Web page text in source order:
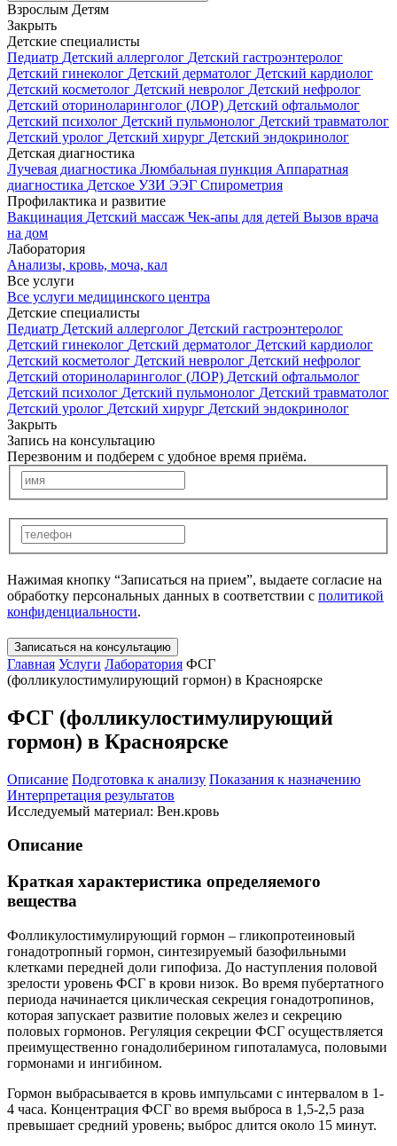
Взрослым Детям
Закрыть
Детские специалисты
Педиатр Детский аллерголог Детский гастроэнтеролог
Детский гинеколог Детский дерматолог Детский кардиолог
Детский косметолог Детский невролог Детский нефролог
Детский оториноларинголог (ЛОР) Детский офтальмолог
Детский психолог Детский пульмонолог Детский травматолог
Детский уролог Детский хирург Детский эндокринолог
Детская диагностика
Лучевая диагностика Люмбальная пункция Аппаратная
диагностика Детское УЗИ ЭЭГ Спирометрия
Профилактика и развитие
Вакцинация Детский массаж Чек-апы для детей Вызов врача
на дом
Лаборатория
Анализы, кровь, моча, кал
Все услуги
Все услуги медицинского центра
Детские специалисты
Педиатр Детский аллерголог Детский гастроэнтеролог
Детский гинеколог Детский дерматолог Детский кардиолог
Детский косметолог Детский невролог Детский нефролог
Детский оториноларинголог (ЛОР) Детский офтальмолог
Детский психолог Детский пульмонолог Детский травматолог
Детский уролог Детский хирург Детский эндокринолог
Закрыть
Запись на консультацию
Перезвоним и подберем с удобное время приёма.
Нажимая кнопку “Записаться на прием”, выдаете согласие на
обработку персональных данных в соответствии с политикой
конфиденциальности.
Записаться на консультацию
Главная Услуги Лаборатория ФСГ
(фолликулостимулирующий гормон) в Красноярске
ФСГ (фолликулостимулирующий
гормон) в Красноярске
Описание Подготовка к анализу Показания к назначению
Интерпретация результатов
Исследуемый материал: Вен.кровь
Описание
Краткая характеристика определяемого
вещества
Фолликулостимулирующий гормон – гликопротеиновый
гонадотропный гормон, синтезируемый базофильными
клетками передней доли гипофиза. До наступления половой
зрелости уровень ФСГ в крови низок. Во время пубертатного
периода начинается циклическая секреция гонадотропинов,
которая запускает развитие половых желез и секрецию
половых гормонов. Регуляция секреции ФСГ осуществляется
преимущественно гонадолиберином гипоталамуса, половыми
гормонами и ингибином.
Гормон выбрасывается в кровь импульсами с интервалом в 1-
4 часа. Концентрация ФСГ во время выброса в 1,5-2,5 раза
превышает средний уровень; выброс длится около 15 минут.